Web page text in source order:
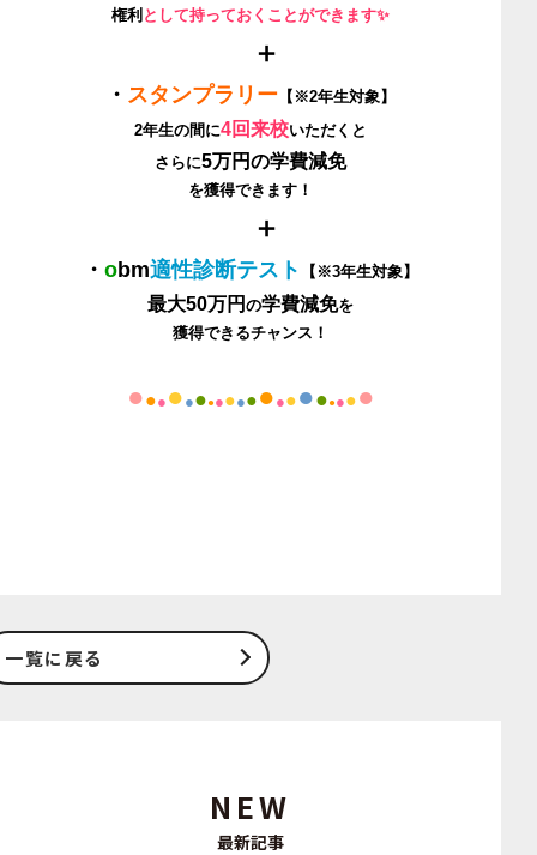
NEW
最新記事
権利 として持っておくことができます✨
＋
・ スタンプラリー 【※2年生対象】
2年生の間に4回来校いただくと
さらに5万円の学費減免
を獲得できます！
＋
・ obm適性診断テスト 【※3年生対象】
最大50万円 の学費減免を
獲得できるチャンス！
●●● ● ●●●●●●●● ●●●●●●●●
一覧に戻る